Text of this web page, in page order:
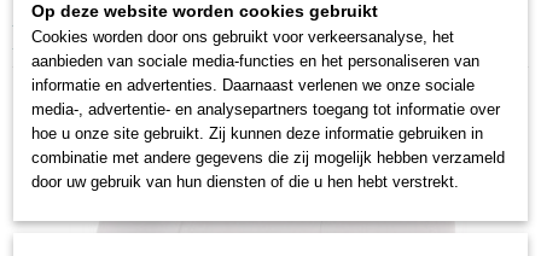
Home>Ruiter>Kleding>Rijbroeken>Dames>Harry's Horse
Equitights Just ride urban grijs
Op deze website worden cookies gebruikt
Cookies worden door ons gebruikt voor verkeersanalyse, het
aanbieden van sociale media-functies en het personaliseren van
informatie en advertenties. Daarnaast verlenen we onze sociale
media-, advertentie- en analysepartners toegang tot informatie over
hoe u onze site gebruikt. Zij kunnen deze informatie gebruiken in
combinatie met andere gegevens die zij mogelijk hebben verzameld
door uw gebruik van hun diensten of die u hen hebt verstrekt.